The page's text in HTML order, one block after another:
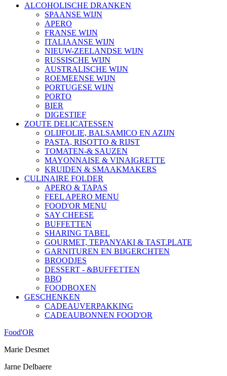
ALCOHOLISCHE DRANKEN
SPAANSE WIJN
APERO
FRANSE WIJN
ITALIAANSE WIJN
NIEUW-ZEELANDSE WIJN
RUSSISCHE WIJN
AUSTRALISCHE WIJN
ROEMEENSE WIJN
PORTUGESE WIJN
PORTO
BIER
DIGESTIEF
ZOUTE DELICATESSEN
OLIJFOLIE, BALSAMICO EN AZIJN
PASTA, RISOTTO & RIJST
TOMATEN-& SAUZEN
MAYONNAISE & VINAIGRETTE
KRUIDEN & SMAAKMAKERS
CULINAIRE FOLDER
APERO & TAPAS
FEEL APERO MENU
FOOD'OR MENU
SAY CHEESE
BUFFETTEN
SHARING TABEL
GOURMET, TEPANYAKI & TAST.PLATE
GARNITUREN EN BIJGERCHTEN
BROODJES
DESSERT - &BUFFETTEN
BBQ
FOODBOXEN
GESCHENKEN
CADEAUVERPAKKING
CADEAUBONNEN FOOD'OR
Food'OR
Marie Desmet
Jarne Delbaere